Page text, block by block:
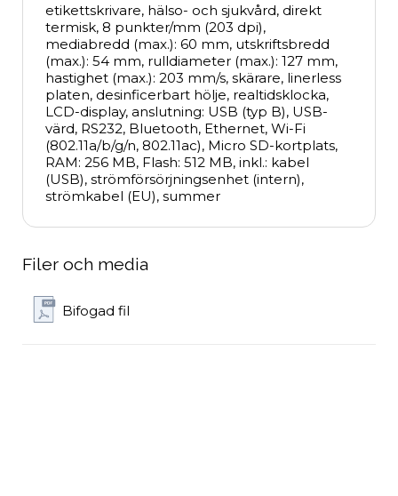
etikettskrivare, hälso- och sjukvård, direkt
termisk, 8 punkter/mm (203 dpi),
mediabredd (max.): 60 mm, utskriftsbredd
(max.): 54 mm, rulldiameter (max.): 127 mm,
hastighet (max.): 203 mm/s, skärare, linerless
platen, desinficerbart hölje, realtidsklocka,
LCD-display, anslutning: USB (typ B), USB-
värd, RS232, Bluetooth, Ethernet, Wi-Fi
(802.11a/b/g/n, 802.11ac), Micro SD-kortplats,
RAM: 256 MB, Flash: 512 MB, inkl.: kabel
(USB), strömförsörjningsenhet (intern),
strömkabel (EU), summer
Filer och media
Bifogad fil